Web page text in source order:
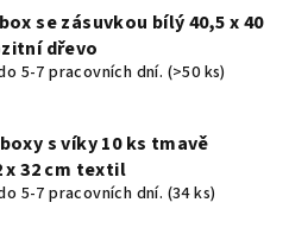
se zásuvkou bílý 40,5 x 40
dřevo
5-7 pracovních dní. (>50 ks)
s víky 10 ks tmavě
x 32 cm textil
5-7 pracovních dní. (34 ks)